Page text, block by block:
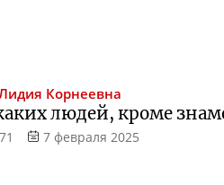
Корнеевна
людей, кроме
7 февраля 2025